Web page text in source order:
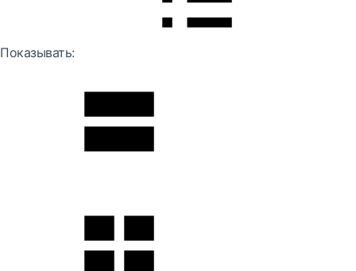
Показывать: